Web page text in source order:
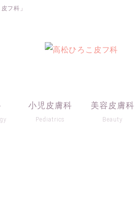
フ科」
小児皮膚科
Pediatrics
美容皮膚科
Beauty